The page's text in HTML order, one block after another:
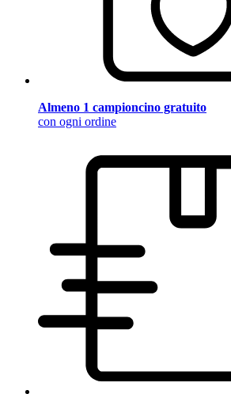
Almeno 1 campioncino gratuito
con ogni ordine